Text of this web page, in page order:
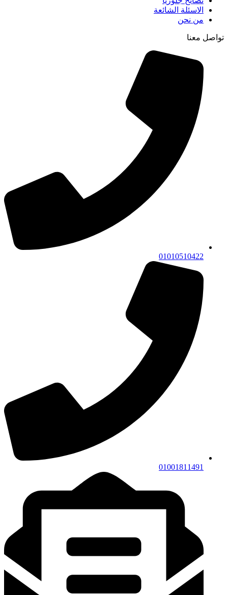
الاسئلة الشائعة
من نحن
تواصل معنا
01010510422
01001811491